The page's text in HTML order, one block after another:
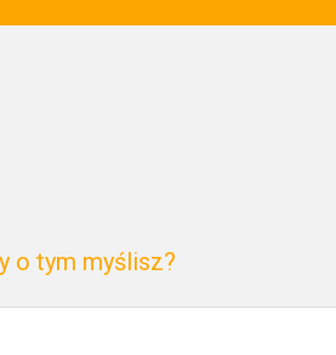
o tym myślisz?